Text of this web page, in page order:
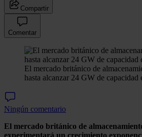
Compartir
Comentar
El mercado británico de
hasta alcanzar 24 GW de capacidad
Ningún comentario
El mercado británico de
experimentará un crecimiento